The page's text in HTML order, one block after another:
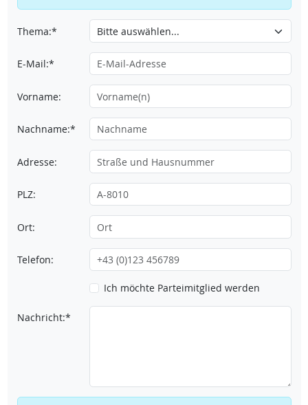
Thema:*
E-Mail:*
Vorname:
Nachname:*
Adresse:
PLZ:
Ort:
Telefon:
Ich möchte Parteimitglied werden
Nachricht:*